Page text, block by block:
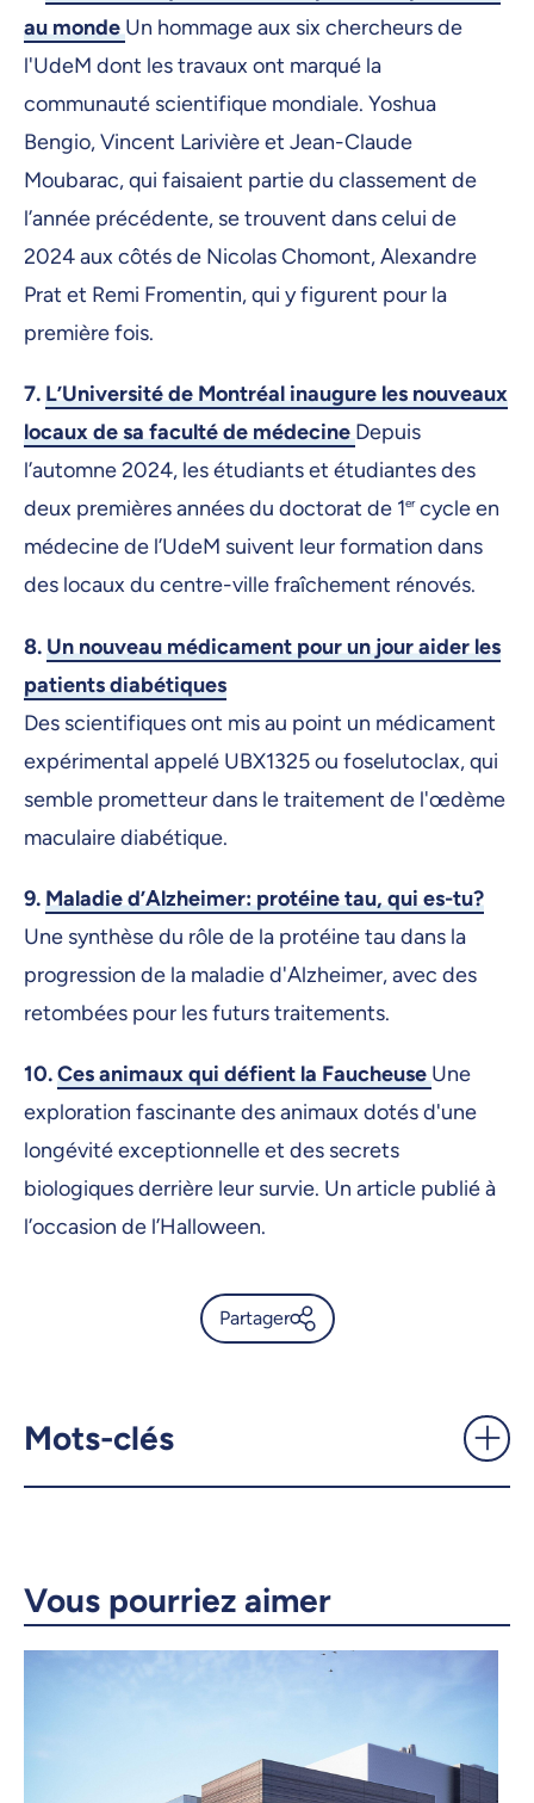
au monde Un hommage aux six chercheurs de
l'UdeM dont les travaux ont marqué la
communauté scientifique mondiale. Yoshua
Bengio, Vincent Larivière et Jean-Claude
Moubarac, qui faisaient partie du classement de
l’année précédente, se trouvent dans celui de
2024 aux côtés de Nicolas Chomont, Alexandre
Prat et Remi Fromentin, qui y figurent pour la
première fois.
7. L’Université de Montréal inaugure les nouveaux
locaux de sa faculté de médecine Depuis
l’automne 2024, les étudiants et étudiantes des
deux premières années du doctorat de 1ercycle en
médecine de l’UdeM suivent leur formation dans
des locaux du centre-ville fraîchement rénovés.
8. Un nouveau médicament pour un jour aider les
patients diabétiques
Des scientifiques ont mis au point un médicament
expérimental appelé UBX1325 ou foselutoclax, qui
semble prometteur dans le traitement de l'œdème
maculaire diabétique.
9. Maladie d’Alzheimer: protéine tau, qui es-tu?
Une synthèse du rôle de la protéine tau dans la
progression de la maladie d'Alzheimer, avec des
retombées pour les futurs traitements.
10.Ces animaux qui défient la Faucheuse Une
exploration fascinante des animaux dotés d'une
longévité exceptionnelle et des secrets
biologiques derrière leur survie. Un article publié à
l’occasion de l’Halloween.
Partager
Copier le lien
Mots-clés
Vous pourriez aimer